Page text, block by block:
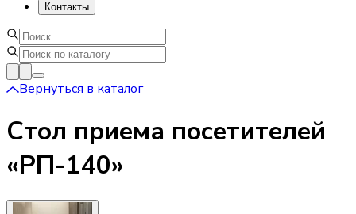
Контакты
Вернуться в каталог
Стол приема посетителей
«РП-140»